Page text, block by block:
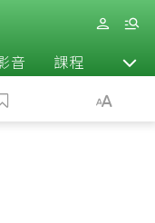
音 課程 退休